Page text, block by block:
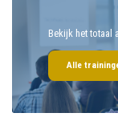
Bekijk het totaal
Alle